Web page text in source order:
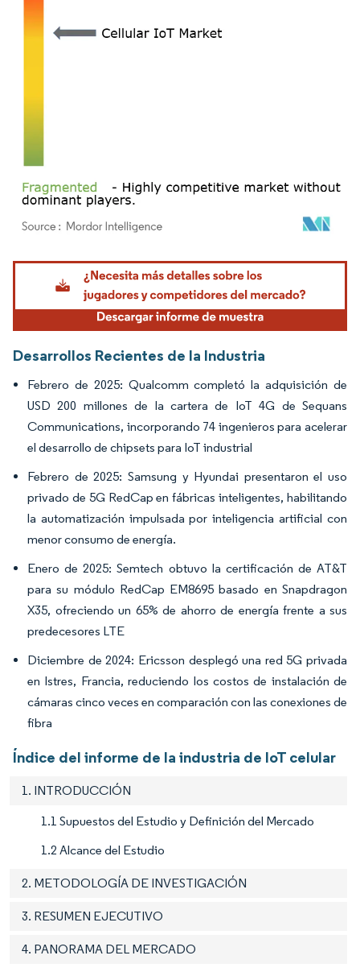
Imagen © Mordor Intelligence. El uso requiere atribución según CC BY 4.0.
Desarrollos Recientes de la Industria
Febrero de 2025: Qualcomm completó la adquisición de
USD 200 millones de la cartera de IoT 4G de Sequans
Communications, incorporando 74 ingenieros para acelerar
el desarrollo de chipsets para IoT industrial
Febrero de 2025: Samsung y Hyundai presentaron el uso
privado de 5G RedCap en fábricas inteligentes, habilitando
la automatización impulsada por inteligencia artificial con
menor consumo de energía.
Enero de 2025: Semtech obtuvo la certificación de AT&T
para su módulo RedCap EM8695 basado en Snapdragon
X35, ofreciendo un 65% de ahorro de energía frente a sus
predecesores LTE
Diciembre de 2024: Ericsson desplegó una red 5G privada
en Istres, Francia, reduciendo los costos de instalación de
cámaras cinco veces en comparación con las conexiones de
fibra
Índice del informe de la industria de IoT celular
1. INTRODUCCIÓN
1.1 Supuestos del Estudio y Definición del Mercado
1.2 Alcance del Estudio
2. METODOLOGÍA DE INVESTIGACIÓN
3. RESUMEN EJECUTIVO
4. PANORAMA DEL MERCADO